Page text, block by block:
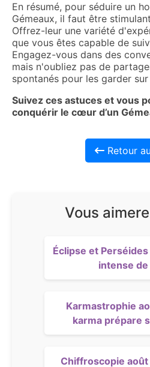
En résumé, pour séduire un
Gémeaux, il faut être
Offrez-leur une variété
que vous êtes capable de
Engagez-vous dans des
mais n'oubliez pas de
spontanés pour les garder
Suivez ces astuces et vous
conquérir le cœur d’un
Retour
Vous
Éclipse et
intense
Karmastrophie
karma prépare
Chiffroscopie